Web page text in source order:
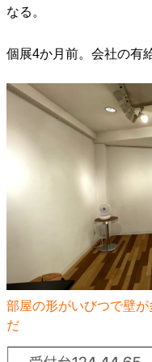
なる。
個展4か月前。会社の有
部屋の形がいびつで壁
だ